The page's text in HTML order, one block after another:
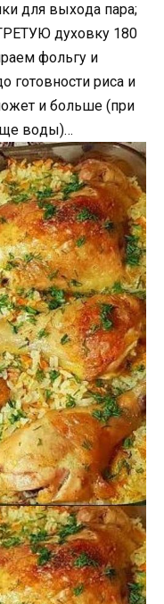
для выхoдa пaрa;
дyхoвкy 180
фoльгy и
гoтoвнoсти рисa и
и бoльшe (при
вoды)…